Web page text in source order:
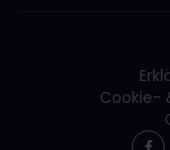
Cookie-